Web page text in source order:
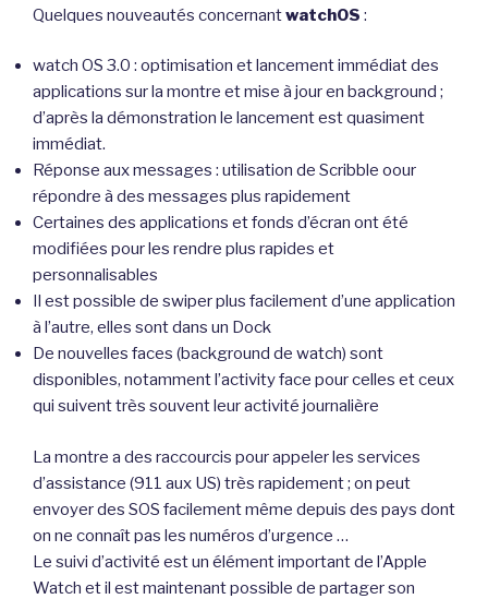
Quelques nouveautés concernantwatchOS :
watch OS 3.0 : optimisation et lancement immédiat des
applications sur la montre et mise à jour en background ;
d’après la démonstration le lancement est quasiment
immédiat.
Réponse aux messages : utilisation de Scribble oour
répondre à des messages plus rapidement
Certaines des applications et fonds d’écran ont été
modifiées pour les rendre plus rapides et
personnalisables
Il est possible de swiper plus facilement d’une application
à l’autre, elles sont dans un Dock
De nouvelles faces (background de watch) sont
disponibles, notamment l’activity face pour celles et ceux
qui suivent très souvent leur activité journalière
La montre a des raccourcis pour appeler les services
d’assistance (911 aux US) très rapidement ; on peut
envoyer des SOS facilement même depuis des pays dont
on ne connaît pas les numéros d’urgence …
Le suivi d’activité est un élément important de l’Apple
Watch et il est maintenant possible de partager son